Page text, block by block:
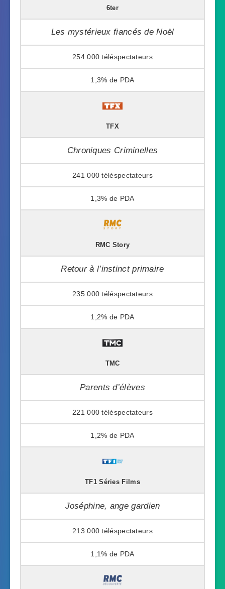
6ter
Les mystérieux fiancés de Noël
254 000
1,3%
TFX
Chroniques Criminelles
241 000
1,3%
RMC Story
Retour à l’instinct primaire
235 000
1,2%
TMC
Parents d’élèves
221 000
1,2%
TF1 Séries Films
Joséphine, ange gardien
213 000
1,1%